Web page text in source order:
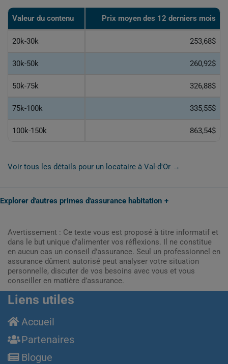
Valeur du contenu Prix moyen des 12 derniers mois
20k-30k 253,68$
30k-50k 260,92$
50k-75k 326,88$
75k-100k 335,55$
100k-150k 863,54$
Voir tous les détails pour un locataire à Val-d'Or →
Explorer d'autres primes d'assurance habitation
Avertissement : Ce texte vous est proposé à titre informatif et
dans le but unique d’alimenter vos réflexions. Il ne constitue
en aucun cas un conseil d'assurance. Seul un professionnel en
assurance dûment autorisé peut analyser votre situation
personnelle, discuter de vos besoins avec vous et vous
conseiller en matière d’assurance.
Liens utiles
Accueil
Partenaires
Blogue